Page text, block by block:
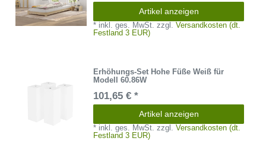
Artikel anzeigen
* inkl. ges. MwSt. zzgl.Versandkosten (dt.
Festland 3 EUR)
Erhöhungs-Set Hohe Füße Weiß für
Modell 60.86W
101,65 € *
Artikel anzeigen
* inkl. ges. MwSt. zzgl.Versandkosten (dt.
Festland 3 EUR)